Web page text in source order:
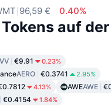
96,59 € 0.40%
auf
€9.91 0.23%
AERO €0.3741 2.95%
4.13% AWEAWE
€0.4154 1.84%